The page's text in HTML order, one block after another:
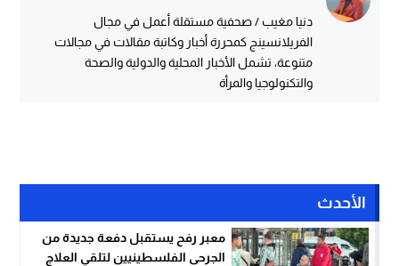
دنيا مغيب / صحفية مستقلة أعمل في مجال
الفريلانسينج كمحررة أخبار وكاتبة مقالات في مجالات
متنوعة، تشمل الأخبار المحلية والدولية والصحة
والتكنولوجيا والمرأة
الأحدث
معبر رفح يستقبل دفعة جديدة من
الجرحى الفلسطينيين لتلقي العلاج